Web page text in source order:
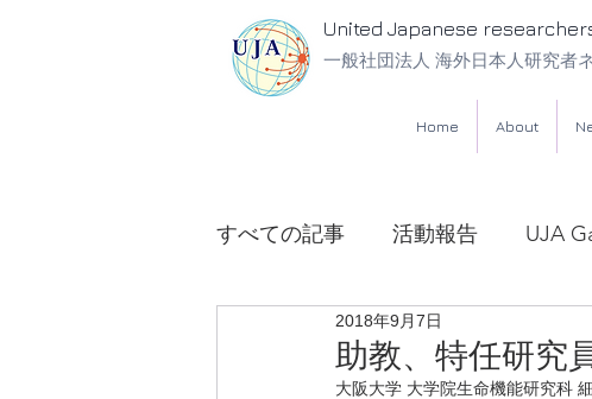
United Japanese
一般社団法人 海外日本人研究者
Home About
すべての記事 活動報告 UJA
UJA法律相談所
助教、特任研究
2018年9月7日
大阪大学 大学院生命機能研究科